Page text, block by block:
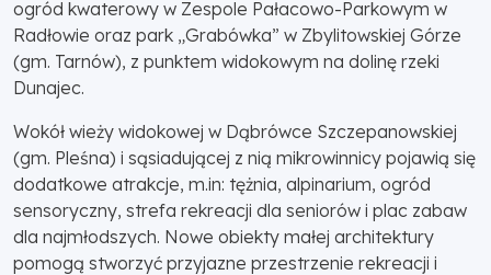
ogród kwaterowy w Zespole Pałacowo-Parkowym w
Radłowie oraz park „Grabówka” w Zbylitowskiej Górze
(gm. Tarnów), z punktem widokowym na dolinę rzeki
Dunajec.
Wokół wieży widokowej w Dąbrówce Szczepanowskiej
(gm. Pleśna) i sąsiadującej z nią mikrowinnicy pojawią się
dodatkowe atrakcje, m.in: tężnia, alpinarium, ogród
sensoryczny, strefa rekreacji dla seniorów i plac zabaw
dla najmłodszych. Nowe obiekty małej architektury
pomogą stworzyć przyjazne przestrzenie rekreacji i